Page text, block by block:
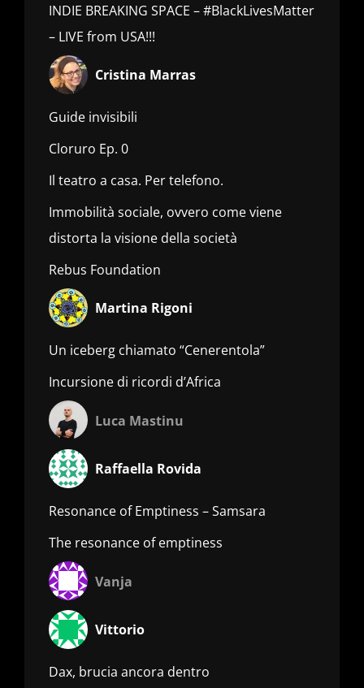
INDIE BREAKING SPACE – #BlackLivesMatter
– LIVE from USA!!!
Cristina Marras
Guide invisibili
Cloruro Ep. 0
Il teatro a casa. Per telefono.
Immobilità sociale, ovvero come viene
distorta la visione della società
Rebus Foundation
Martina Rigoni
Un iceberg chiamato “Cenerentola”
Incursione di ricordi d’Africa
Luca Mastinu
Raffaella Rovida
Resonance of Emptiness – Samsara
The resonance of emptiness
Vanja
Vittorio
Dax, brucia ancora dentro